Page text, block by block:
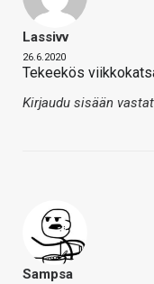
Lassivv
26.6.2020
Tekeekös
Kirjaudu sisään
Sampsa